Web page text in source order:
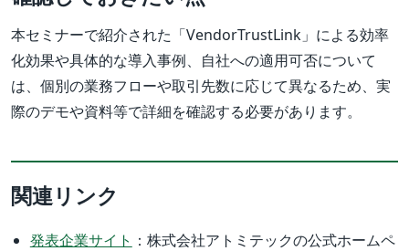
本セミナーで紹介された「VendorTrustLink」による効率
化効果や具体的な導入事例、自社への適用可否について
は、個別の業務フローや取引先数に応じて異なるため、実
際のデモや資料等で詳細を確認する必要があります。
関連リンク
発表企業サイト ：株式会社アトミテックの公式ホームペ